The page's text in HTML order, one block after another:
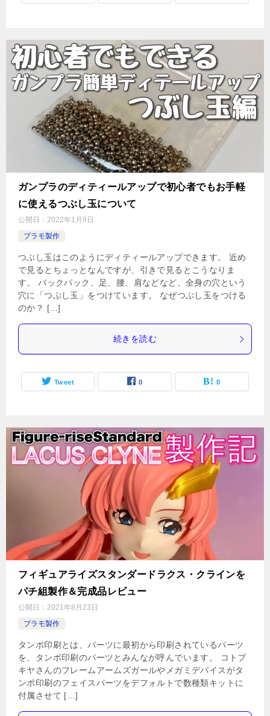
ガンプラのディティールアップで初心者でもお手軽
に使えるつぶし玉について
公開日： 2022年1月9日
プラモ製作
つぶし玉はこのようにディティールアップできます。 近め
で見るとちょっとなんですが、引きで見るとこうなりま
す。 バックパック、足、腰、肩などなど、全身の穴という
穴に「つぶし玉」をつけています。 なぜつぶし玉をつける
のか？ […]
続きを読む
Tweet 0 0
フィギュアライズスタンダードラクス・クラインを
パチ組製作＆完成品レビュー
公開日： 2021年8月23日
プラモ製作
タンポ印刷とは、パーツに最初から印刷されているパーツ
を、タンポ印刷のパーツとみんなが呼んでいます。 コトブ
キヤさんのフレームアームズガールやメガミデバイスがタ
ンポ印刷のフェイスパーツをデフォルトで数種類キットに
付属させて […]